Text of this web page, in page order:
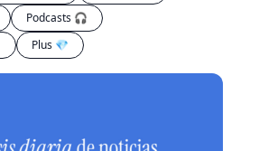
Podcasts 🎧
Plus 💎